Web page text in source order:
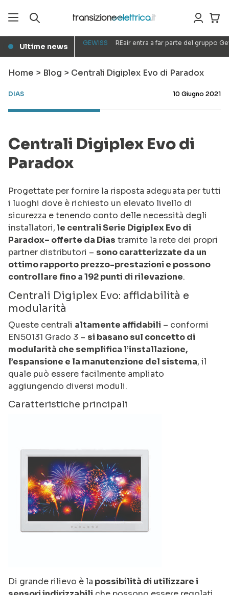
● Ultime news GEWISS REair entra a far parte del gruppo
Home > Blog > Centrali Digiplex Evo di Paradox
DIAS 10 Giugno 2021
Centrali Digiplex Evo di
Paradox
Progettate per fornire la risposta adeguata per tutti
i luoghi dove è richiesto un elevato livello di
sicurezza e tenendo conto delle necessità degli
installatori, le centrali Serie Digiplex Evo di
Paradox– offerte da Dias tramite la rete dei propri
partner distributori – sono caratterizzate da un
ottimo rapporto prezzo-prestazioni e possono
controllare fino a 192 punti di rilevazione.
Centrali Digiplex Evo: affidabilità e
modularità
Queste centrali altamente affidabili – conformi
EN50131 Grado 3 – si basano sul concetto di
modularità che semplifica l’installazione,
l’espansione e la manutenzione del sistema, il
quale può essere facilmente ampliato
aggiungendo diversi moduli.
Caratteristiche principali
Di grande rilievo è la possibilità di utilizzare i